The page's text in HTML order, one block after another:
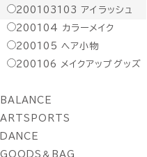
200103103 アイラッシュ
200104
カラーメイク
200105 ヘア小物
200106
メイクアップグッズ
BALANCE
ARTSPORTS
DANCE
GOODS＆BAG